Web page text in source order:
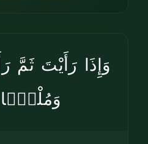
وَإِذَا رَأَيْتَ ثَمَّ
وَمُلْكًۭا